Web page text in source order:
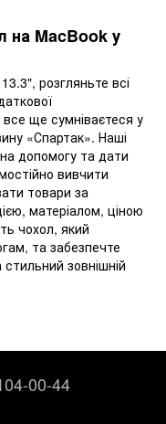
на MacBook у
розгляньте всі
ще сумніваєтеся у
«Спартак». Наші
допомогу та дати
вивчити
товари за
матеріалом, ціною
чохол, який
та забезпечте
зовнішній
00-44